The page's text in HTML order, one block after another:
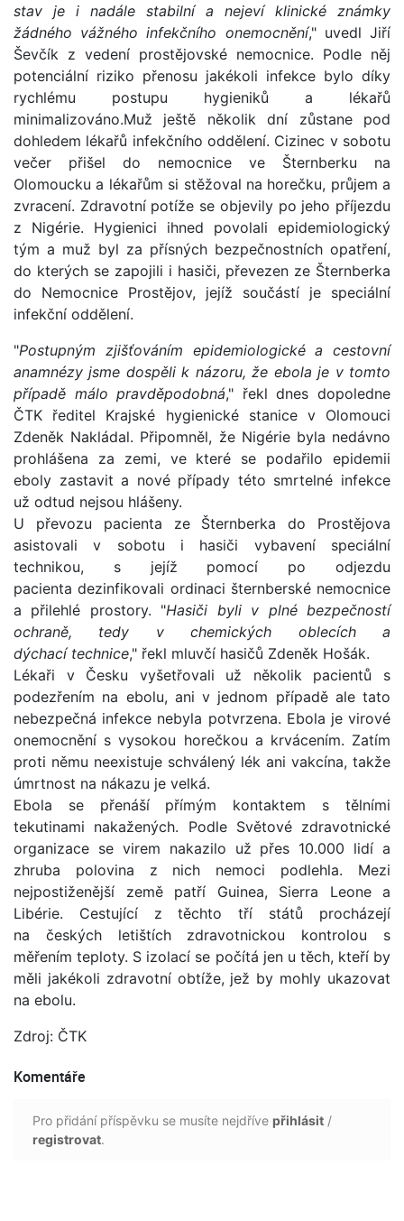
stav je i nadále stabilní a nejeví klinické známky
žádného vážného infekčního onemocnění," uvedl Jiří
Ševčík z vedení prostějovské nemocnice. Podle něj
potenciální riziko přenosu jakékoli infekce bylo díky
rychlému postupu hygieniků a lékařů
minimalizováno.Muž ještě několik dní zůstane pod
dohledem lékařů infekčního oddělení. Cizinec v sobotu
večer přišel do nemocnice ve Šternberku na
Olomoucku a lékařům si stěžoval na horečku, průjem a
zvracení. Zdravotní potíže se objevily po jeho příjezdu
z Nigérie. Hygienici ihned povolali epidemiologický
tým a muž byl za přísných bezpečnostních opatření,
do kterých se zapojili i hasiči, převezen ze Šternberka
do Nemocnice Prostějov, jejíž součástí je speciální
infekční oddělení.
"Postupným zjišťováním epidemiologické a cestovní
anamnézy jsme dospěli k názoru, že ebola je v tomto
případě málo pravděpodobná," řekl dnes dopoledne
ČTK ředitel Krajské hygienické stanice v Olomouci
Zdeněk Nakládal. Připomněl, že Nigérie byla nedávno
prohlášena za zemi, ve které se podařilo epidemii
eboly zastavit a nové případy této smrtelné infekce
už odtud nejsou hlášeny.
U převozu pacienta ze Šternberka do Prostějova
asistovali v sobotu i hasiči vybavení speciální
technikou, s jejíž pomocí po odjezdu
pacienta dezinfikovali ordinaci šternberské nemocnice
a přilehlé prostory. "Hasiči byli v plné bezpečností
ochraně, tedy v chemických oblecích a
dýchací technice," řekl mluvčí hasičů Zdeněk Hošák.
Lékaři v Česku vyšetřovali už několik pacientů s
podezřením na ebolu, ani v jednom případě ale tato
nebezpečná infekce nebyla potvrzena. Ebola je virové
onemocnění s vysokou horečkou a krvácením. Zatím
proti němu neexistuje schválený lék ani vakcína, takže
úmrtnost na nákazu je velká.
Ebola se přenáší přímým kontaktem s tělními
tekutinami nakažených. Podle Světové zdravotnické
organizace se virem nakazilo už přes 10.000 lidí a
zhruba polovina z nich nemoci podlehla. Mezi
nejpostiženější země patří Guinea, Sierra Leone a
Libérie. Cestující z těchto tří států procházejí
na českých letištích zdravotnickou kontrolou s
měřením teploty. S izolací se počítá jen u těch, kteří by
měli jakékoli zdravotní obtíže, jež by mohly ukazovat
na ebolu.
Zdroj: ČTK
Komentáře
Pro přidání příspěvku se musíte nejdříve přihlásit /
registrovat.